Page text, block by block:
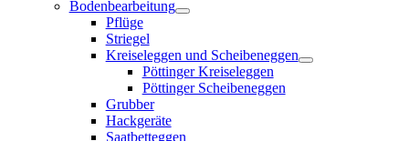
Bodenbearbeitung
Pflüge
Striegel
Kreiseleggen und Scheibeneggen
Pöttinger Kreiseleggen
Pöttinger Scheibeneggen
Grubber
Hackgeräte
Saatbetteggen